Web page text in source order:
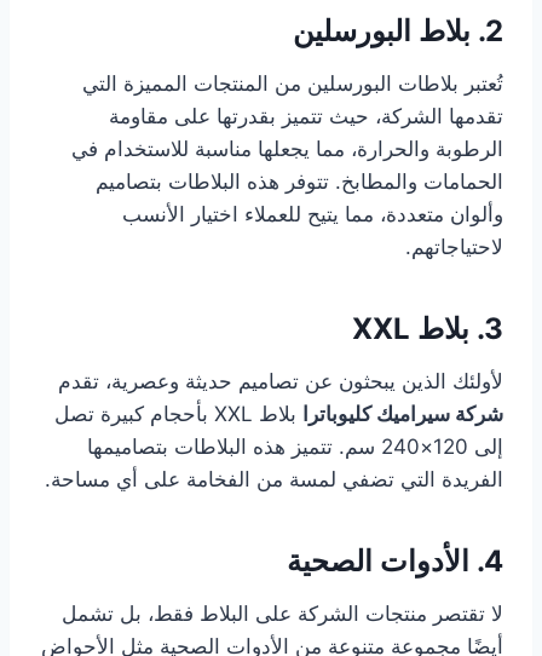
2. بلاط البورسلين
تُعتبر بلاطات البورسلين من المنتجات المميزة التي
تقدمها الشركة، حيث تتميز بقدرتها على مقاومة
الرطوبة والحرارة، مما يجعلها مناسبة للاستخدام في
الحمامات والمطابخ. تتوفر هذه البلاطات بتصاميم
وألوان متعددة، مما يتيح للعملاء اختيار الأنسب
لاحتياجاتهم.
3. بلاط XXL
لأولئك الذين يبحثون عن تصاميم حديثة وعصرية، تقدم
شركة سيراميك كليوباترا
بلاط XXL بأحجام كبيرة تصل
إلى 120×240 سم. تتميز هذه البلاطات بتصاميمها
الفريدة التي تضفي لمسة من الفخامة على أي مساحة.
4. الأدوات الصحية
لا تقتصر منتجات الشركة على البلاط فقط، بل تشمل
أيضًا مجموعة متنوعة من الأدوات الصحية مثل الأحواض